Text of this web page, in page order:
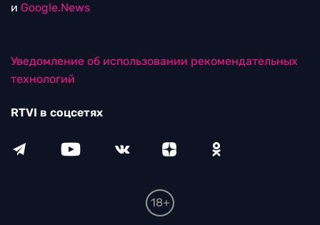
и Google.News
Уведомление об использовании рекомендательных
технологий
RTVI в соцсетях
18+